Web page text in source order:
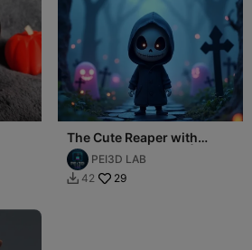
The Cute Reaper with
Ghost Companions |
Halloween 3D Model
PEI3D LAB
 42 29